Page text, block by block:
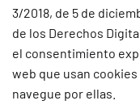
3/2018, de 5 de
de los Derechos
el consentimiento
web que usan
navegue por ellas.